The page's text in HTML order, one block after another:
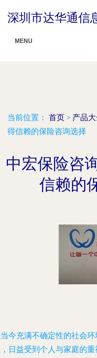
深圳市达华通信
MENU
当前位置： 首页 > 产品
得信赖的保险咨询选择
中宏保险咨
信赖的
今充满不确定性的社会
日益受到个人与家庭的